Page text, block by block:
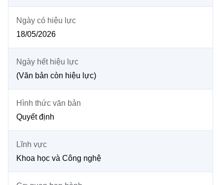
Tin địa phương
Sở hữu trí tuệ
Năng lượng nguyên tử
Infographic
Ảnh
Voice
Chọn ngôn ngữ
BỘ KHOA HỌC VÀ CÔNG NGHỆ
MINISTRY OF SCIENCE AND TECHNOLOGY
Ngày có hiệu lực
18/05/2026
Ngày hết hiệu lực
(Văn bản còn hiệu lực)
Hình thức văn bản
Quyết định
Lĩnh vực
Khoa học và Công nghệ